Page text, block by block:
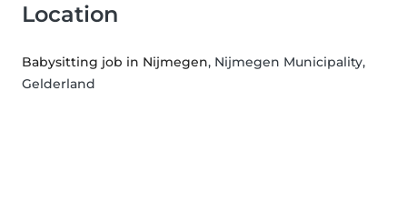
Location
Babysitting job in Nijmegen, Nijmegen Municipality,
Gelderland